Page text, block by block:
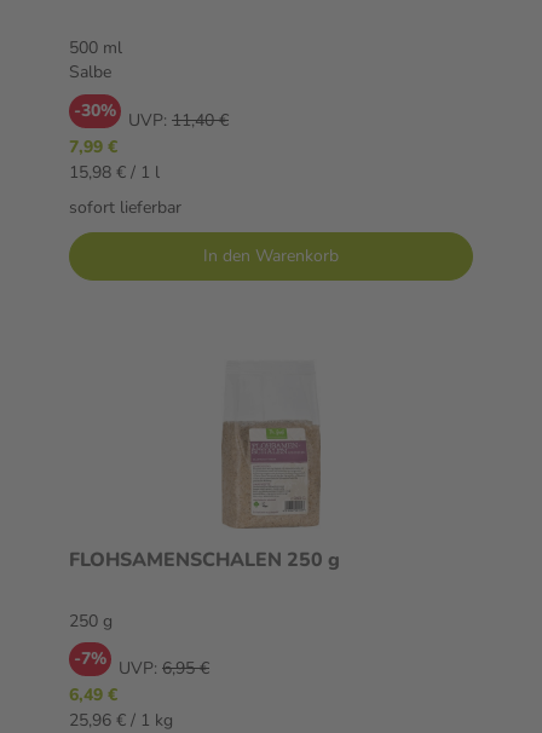
500 ml
Salbe
-30% UVP: 11,40 €
7,99 €
15,98 € / 1 l
sofort lieferbar
In den Warenkorb
FLOHSAMENSCHALEN 250 g
250 g
-7% UVP: 6,95 €
6,49 €
25,96 € / 1 kg